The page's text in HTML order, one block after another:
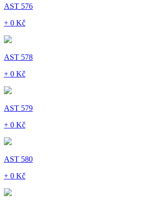
AST 576
+ 0 Kč
AST 578
+ 0 Kč
AST 579
+ 0 Kč
AST 580
+ 0 Kč